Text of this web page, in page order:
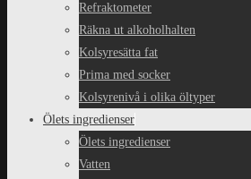
Refraktometer
Räkna ut alkoholhalten
Kolsyresätta fat
Prima med socker
Kolsyrenivå i olika öltyper
Ölets ingredienser
Ölets ingredienser
Vatten